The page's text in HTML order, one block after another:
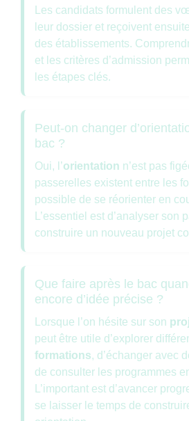
Les candidats formulent des
leur dossier et reçoivent
des établissements.
et les critères d’admission
les étapes clés.
Peut-on changer
bac ?
Oui, l’orientation n’est pas
passerelles existent entre les
possible de se réorienter en
L’essentiel est d’analyser son
construire un nouveau projet
Que faire après le bac
encore d’idée précise ?
Lorsque l’on hésite sur son
peut être utile d’explorer
formations, d’échanger avec
de consulter les programmes
L’important est d’avancer
se laisser le temps de